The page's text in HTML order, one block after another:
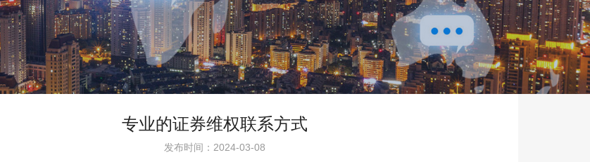
专业的证券维权联系方式
发布时间：2024-03-08